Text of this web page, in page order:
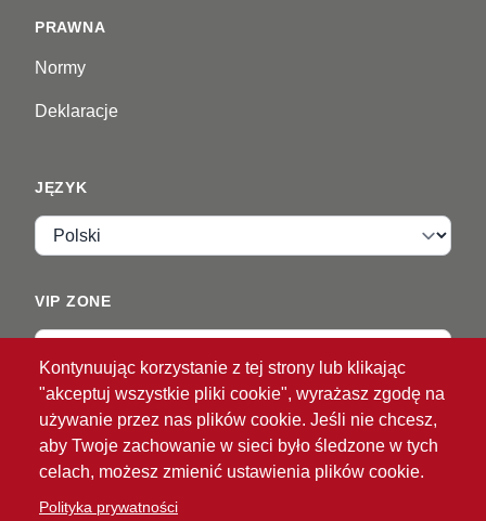
PRAWNA
Normy
Deklaracje
Kontynuując korzystanie z tej strony lub klikając
"akceptuj wszystkie pliki cookie", wyrażasz zgodę na
używanie przez nas plików cookie. Jeśli nie chcesz,
aby Twoje zachowanie w sieci było śledzone w tych
celach, możesz zmienić ustawienia plików cookie.
Polityka prywatności
JĘZYK
Język
VIP ZONE
®